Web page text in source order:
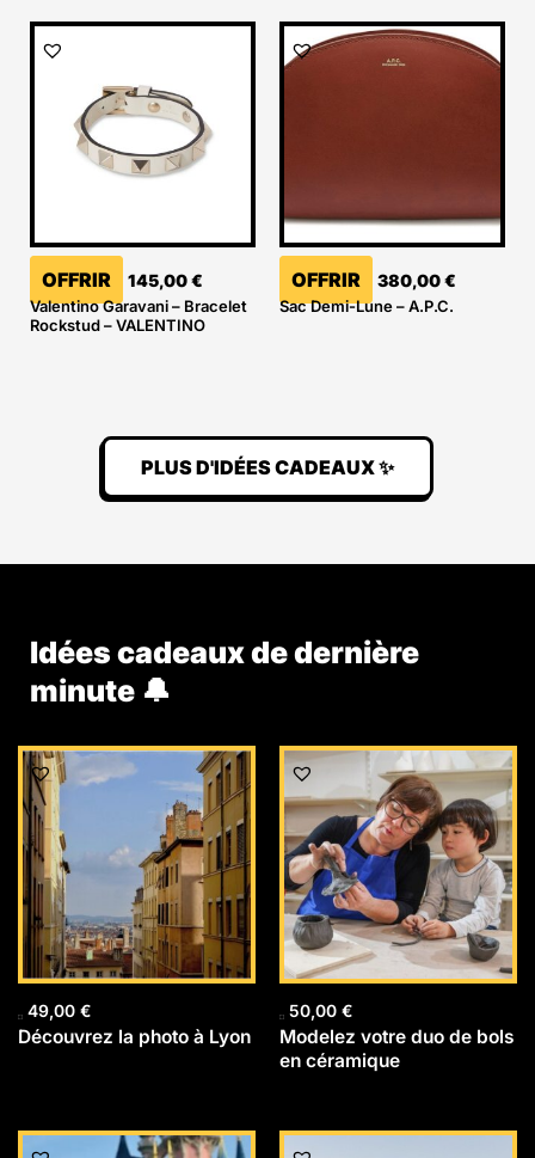
OFFRIR 145,00€
Valentino Garavani – Bracelet
Rockstud – VALENTINO
OFFRIR 380,00€
Sac Demi-Lune – A.P.C.
PLUS D'IDÉES CADEAUX ✨
Idées cadeaux de dernière
minute 🔔
49,00 €
Découvrez la photo à Lyon
50,00 €
Modelez votre duo de bols
en céramique